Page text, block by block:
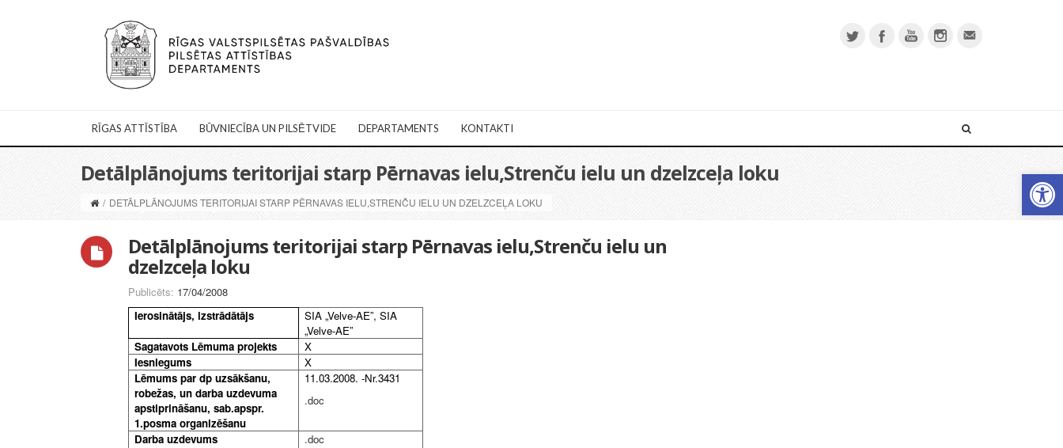
RĪGAS ATTĪSTĪBA BŪVNIECĪBA UN PILSĒTVIDE DEPARTAMENTS KONTAKTI
Detālplānojums teritorijai starp Pērnavas ielu,Strenču ielu un dzelzceļa loku
/ DETĀLPLĀNOJUMS TERITORIJAI STARP PĒRNAVAS IELU,STRENČU IELU UN DZELZCEĻA LOKU
Detālplānojums teritorijai starp Pērnavas ielu,Strenču ielu un
dzelzceļa loku
Publicēts: 17/04/2008
Ierosinātājs, izstrādātājs
SIA „Velve-AE”, SIA
„Velve-AE”
Sagatavots Lēmuma projekts
X
Iesniegums
X
Lēmums par dp uzsākšanu,
robežas, un darba uzdevuma
apstiprināšanu, sab.apspr.
1.posma organizēšanu
11.03.2008. -Nr.3431
.doc
Darba uzdevums .doc